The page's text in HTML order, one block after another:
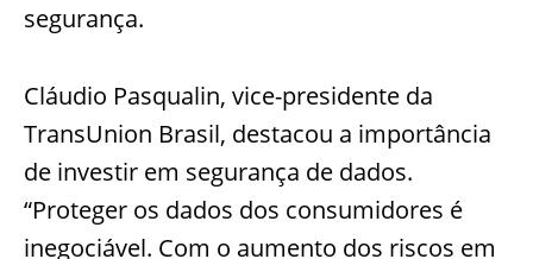
segurança.
Cláudio Pasqualin, vice-presidente da
TransUnion Brasil, destacou a importância
de investir em segurança de dados.
“Proteger os dados dos consumidores é
inegociável. Com o aumento dos riscos em